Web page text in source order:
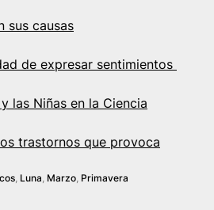
sus causas
de expresar sentimientos
las Niñas en la Ciencia
trastornos que provoca
Luna Marzo Primavera